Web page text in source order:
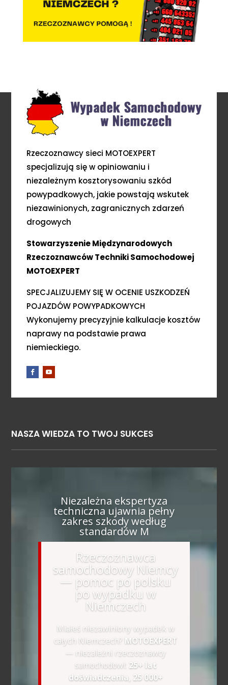
Rzeczoznawcy sieci MOTOEXPERT
specjalizują się w opiniowaniu i
niezależnym kosztorysowaniu szkód
powypadkowych, jakie powstają wskutek
niezawinionych, zagranicznych zdarzeń
drogowych
Stowarzyszenie Międzynarodowych
Rzeczoznawców Techniki Samochodowej
MOTOEXPERT
SPECJALIZUJEMY SIĘ W OCENIE USZKODZEŃ
POJAZDÓW POWYPADKOWYCH
Wykonujemy precyzyjnie kalkulacje kosztów
naprawy na podstawie prawa
niemieckiego.
NASZA WIEDZA TO TWOJ SUKCES
Niezależna ekspertyza
techniczna ujawnia pełny
zakres szkody według
standardów M
Rzeczoznawca
samochodowy Niemcy
— pomoc po polsku
po wypadku w
Niemczech
Miałeś niezawiniony wypadek w
całych Niemczech? MOTOEXPERT
— niezależni rzeczoznawcy
samochodowi: 25+ lat
doświadczenia, 25 000+